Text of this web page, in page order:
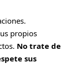
propios
No trate de
sus